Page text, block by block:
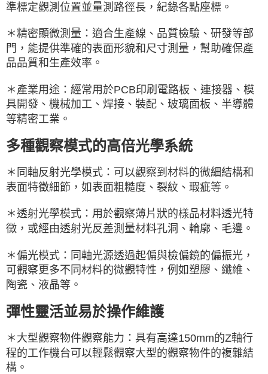
準標定觀測位置並量測路徑長，紀錄各點座標。
＊精密顯微測量：適合生產線、品質檢驗、研發等部
門，能提供準確的表面形貌和尺寸測量，幫助確保產
品品質和生產效率。
＊產業用途：經常用於PCB印刷電路板、連接器、模
具開發、機械加工、焊接、裝配、玻璃面板、半導體
等精密工業。
多種觀察模式的高倍光學系統
＊同軸反射光學模式：可以觀察到材料的微細結構和
表面特徵細節，如表面粗糙度、裂紋、瑕疵等。
＊透射光學模式：用於觀察薄片狀的樣品材料透光特
徵，或經由透射光反差測量材料孔洞、輪廓、毛邊。
＊偏光模式：同軸光源透過起偏與檢偏鏡的偏振光，
可觀察更多不同材料的微觀特性，例如塑膠、纖維、
陶瓷、液晶等。
彈性靈活並易於操作維護
＊大型觀察物件觀察能力：具有高達150mm的Z軸行
程的工作機台可以輕鬆觀察大型的觀察物件的複雜結
構。